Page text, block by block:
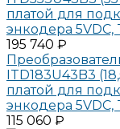
платой для
энкодера 5VDC,
195 740 ₽
ITD183U43B3
платой для
энкодера 5VDC,
115 060 ₽